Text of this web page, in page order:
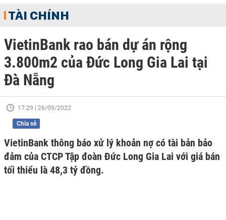
TÀI CHÍNH
VietinBank rao bán dự án rộng
3.800m2 của Đức Long Gia Lai tại
Đà Nẵng
17:29 | 26/09/2022
Chia sẻ
VietinBank thông báo xử lý khoản nợ có tài bản bảo
đảm của CTCP Tập đoàn Đức Long Gia Lai với giá bán
tối thiểu là 48,3 tỷ đồng.